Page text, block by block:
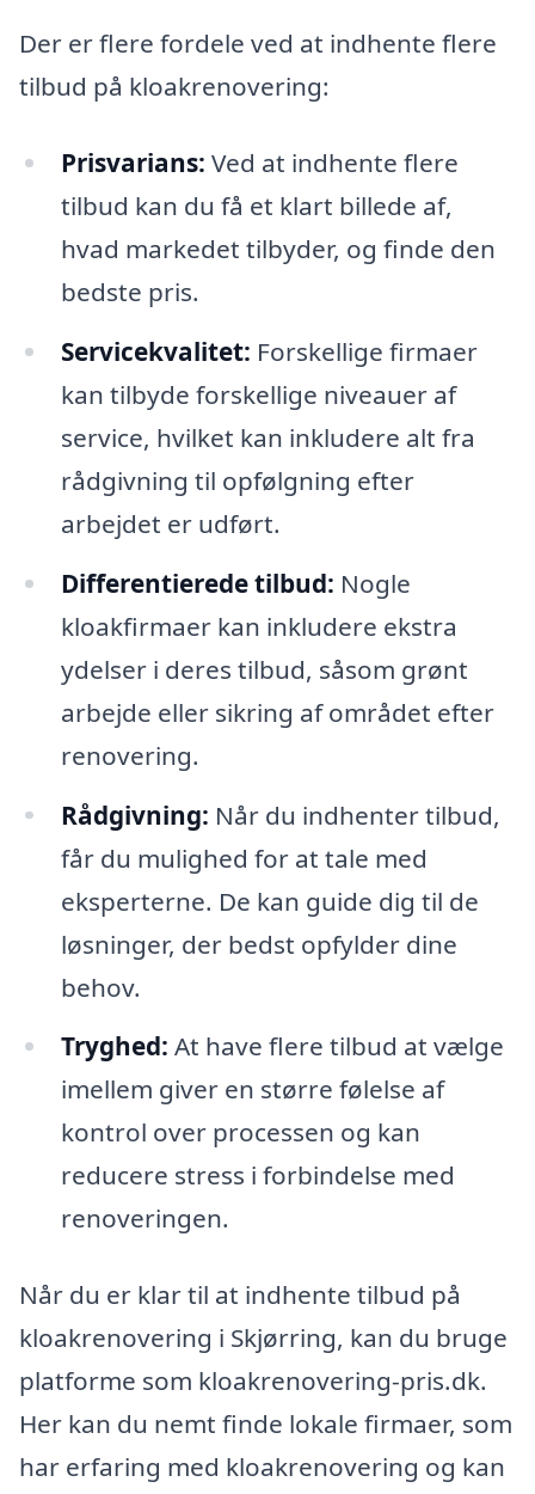
Der er flere fordele ved at indhente flere
tilbud på kloakrenovering:
Prisvarians: Ved at indhente flere
tilbud kan du få et klart billede af,
hvad markedet tilbyder, og finde den
bedste pris.
Servicekvalitet: Forskellige firmaer
kan tilbyde forskellige niveauer af
service, hvilket kan inkludere alt fra
rådgivning til opfølgning efter
arbejdet er udført.
Differentierede tilbud: Nogle
kloakfirmaer kan inkludere ekstra
ydelser i deres tilbud, såsom grønt
arbejde eller sikring af området efter
renovering.
Rådgivning: Når du indhenter tilbud,
får du mulighed for at tale med
eksperterne. De kan guide dig til de
løsninger, der bedst opfylder dine
behov.
Tryghed: At have flere tilbud at vælge
imellem giver en større følelse af
kontrol over processen og kan
reducere stress i forbindelse med
renoveringen.
Når du er klar til at indhente tilbud på
kloakrenovering i Skjørring, kan du bruge
platforme som kloakrenovering-pris.dk.
Her kan du nemt finde lokale firmaer, som
har erfaring med kloakrenovering og kan